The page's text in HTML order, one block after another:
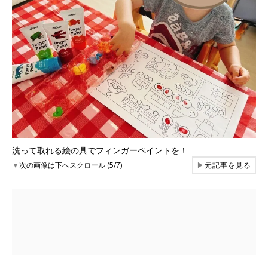
洗って取れる絵の具でフィンガーペイントを！
▼次の画像は下へスクロール (5/7) ▶元記事を見る